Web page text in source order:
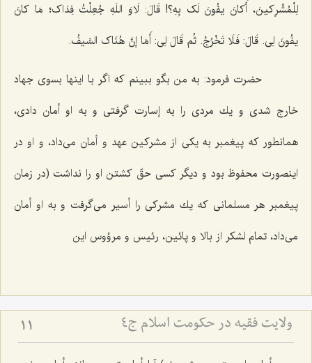
لِلْمُشْرِکینَ، أَکانَ یفُونَ لَک بِهِ؟! قَالَ: لَاوَ اللَهِ جُعِلْتُ فِدَاک؛ مَا کانَ
یفُونَ لِى. قَالَ: فَلَا تَخْرُجْ. ثُم قَالَ لِى: أَمَا إنَّ هُنَاک السَّیفُ.
حضرت فرمود: به من بگو ببینم كه اگر با اینها بسوى جهاد
خارج شدى و یك مردى را به إسارت گرفتى و به او أمان دادى،
همانطور كه پیغمبر به یكى از مشركین عهد و أمان مى‌داد، و او در
اینصورت محفوظ بود و دیگر كسى حقّ كشتن او را نداشت (در زمان
پیغمبر هر مسلمانى كه یك مشركى را أسیر مى‌گرفت و به او أمان
مى‌داد، تمام لشكر از بالا و پائین، رئیس و مرؤوس این‌
ولایت فقیه در حکومت اسلام ج4 11